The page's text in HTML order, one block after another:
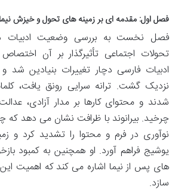
فصل اول: مقدمه ای بر زمینه های تحول و خیزش نیما
فصل نخست به بررسی وضعیت ادبیات
تحولات اجتماعی تأثیرگذار بر آن
ادبیات فارسی دچار تغییرات بنیادین شد و
نزدیک گشت. ترانه سرایی رونق یافت،
شدند و محتوای کارها بر مدار آزادی،
چرخید. بیرانوند با ظرافت نشان می دهد که
نوآوری در فرم و محتوا را تشدید کرد و
یوشیج فراهم آورد. او همچنین به کمبود
های پس از نیما اشاره می کند که اهمیت
سازد.